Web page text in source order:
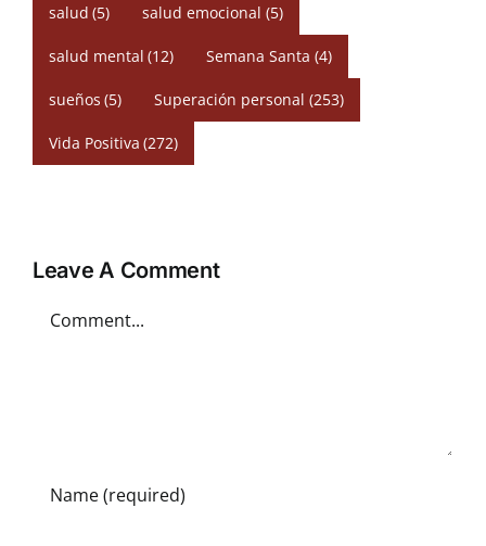
salud (5) salud emocional (5)
salud mental (12) Semana Santa (4)
sueños (5) Superación personal (253)
Vida Positiva (272)
Leave A Comment